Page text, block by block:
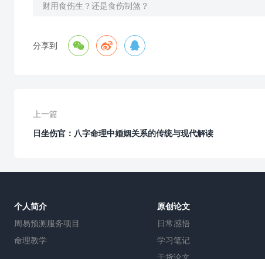
财用食伤生？还是食伤制煞？
分享到   
上一篇
日坐伤官：八字命理中婚姻关系的传统与现代解读
个人简介
周易预测服务项目
命理教学
原创论文
日常感悟
学习笔记
干货论文